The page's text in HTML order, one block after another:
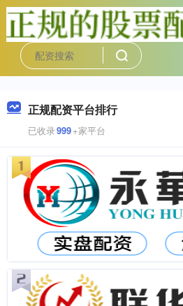
正规配资平台排行
已收录999+家平台